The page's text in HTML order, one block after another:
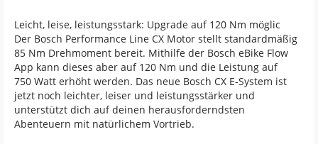
Leicht, leise, leistungsstark: Upgrade auf 120 Nm möglic
Der Bosch Performance Line CX Motor stellt standardmäßig
85 Nm Drehmoment bereit. Mithilfe der Bosch eBike Flow
App kann dieses aber auf 120 Nm und die Leistung auf
750 Watt erhöht werden. Das neue Bosch CX E-System ist
jetzt noch leichter, leiser und leistungsstärker und
unterstützt dich auf deinen herausforderndsten
Abenteuern mit natürlichem Vortrieb.